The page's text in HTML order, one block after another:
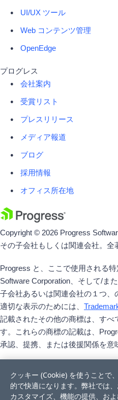
UI/UX ツール
Web コンテンツ管理
OpenEdge
プログレス
会社案内
受賞リスト
プレスリリース
メディア報道
ブログ
採用情報
オフィス所在地
Copyright © 2026 Progress
その子会社もしくは関連会社。全
Progress と、ここで使用される
Software Corporation、そして/ま
子会社あるいは関連会社の１つ、
適切な表示のためには、
記載されたその他の商標は、すべ
す。これらの商標の記載は、
承認、提携、または後援関係を意
クッキー (Cookie) を使うことで
的で快適になります。弊社では
カスタマイズ、機能の提供、お